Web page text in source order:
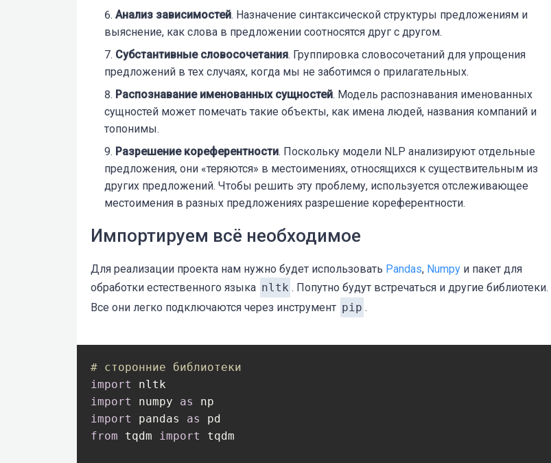
Анализ зависимостей. Назначение синтаксической структуры предложениям и
выяснение, как слова в предложении соотносятся друг с другом.
Субстантивные словосочетания. Группировка словосочетаний для упрощения
предложений в тех случаях, когда мы не заботимся о прилагательных.
Распознавание именованных сущностей. Модель распознавания именованных
сущностей может помечать такие объекты, как имена людей, названия компаний и
топонимы.
Разрешение кореферентности. Поскольку модели NLP анализируют отдельные
предложения, они «теряются» в местоимениях, относящихся к существительным из
других предложений. Чтобы решить эту проблему, используется отслеживающее
местоимения в разных предложениях разрешение кореферентности.
Импортируем всё необходимое
Для реализации проекта нам нужно будет использовать Pandas, Numpy и пакет для
обработки естественного языка nltk . Попутно будут встречаться и другие библиотеки.
Все они легко подключаются через инструмент pip .
# сторонние библиотеки
import
import
numpy as
import
pandas as
from tqdm import tqdm